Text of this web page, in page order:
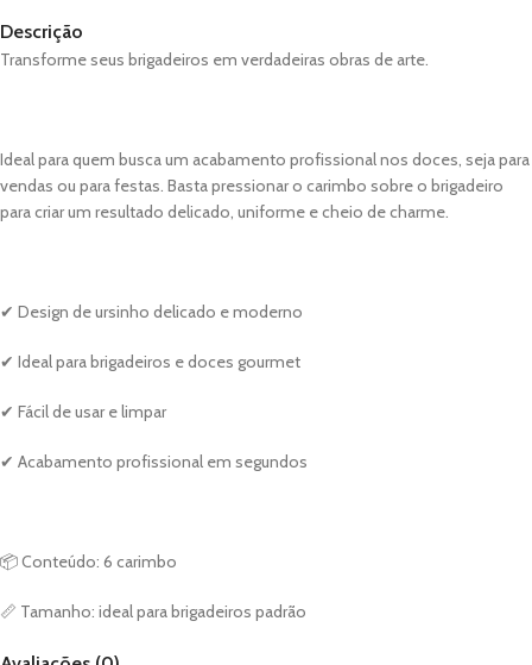
Descrição
Transforme seus brigadeiros em verdadeiras obras de arte.
Ideal para quem busca um acabamento profissional nos doces, seja para
vendas ou para festas. Basta pressionar o carimbo sobre o brigadeiro
para criar um resultado delicado, uniforme e cheio de charme.
✔ Design de ursinho delicado e moderno
✔ Ideal para brigadeiros e doces gourmet
✔ Fácil de usar e limpar
✔ Acabamento profissional em segundos
📦 Conteúdo: 6 carimbo
📏 Tamanho: ideal para brigadeiros padrão